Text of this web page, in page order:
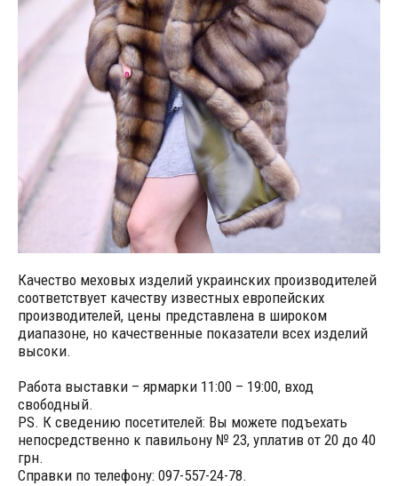
Качество меховых изделий украинских производителей
соответствует качеству известных европейских
производителей, цены представлена в широком
диапазоне, но качественные показатели всех изделий
высоки.
Работа выставки – ярмарки 11:00 – 19:00, вход
свободный.
PS. К сведению посетителей: Вы можете подъехать
непосредственно к павильону № 23, уплатив от 20 до 40
грн.
Справки по телефону: 097-557-24-78.